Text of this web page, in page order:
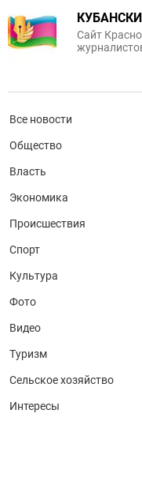
Сайт
Все новости
Общество
Власть
Экономика
Происшествия
Спорт
Культура
Фото
Видео
Туризм
Сельское хозяйство
Интересы